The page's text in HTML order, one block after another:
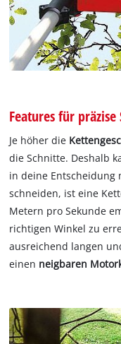
Features für präzise
Je höher die
die Schnitte. Deshalb
in deine Entscheidung
schneiden, ist eine
Metern pro Sekunde
richtigen Winkel zu
ausreichend langen
einen neigbaren